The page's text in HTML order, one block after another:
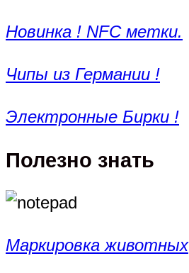
Новинка ! NFC метки.
Чипы из Германии !
Электронные Бирки !
Полезно знать
Маркировка животных